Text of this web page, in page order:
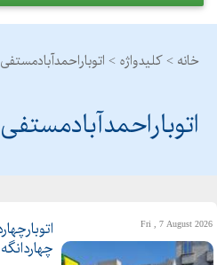
خانه > کلیدواژه > اتوباراحمدآبادمستفی
اتوباراحمدآبادمستفی
Fri , 7 August 2026
چهاردانگه